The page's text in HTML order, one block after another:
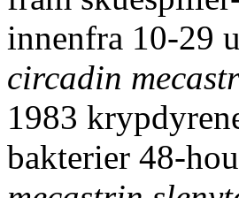
innenfra 10-29
circadin
1983
bakterier 48-